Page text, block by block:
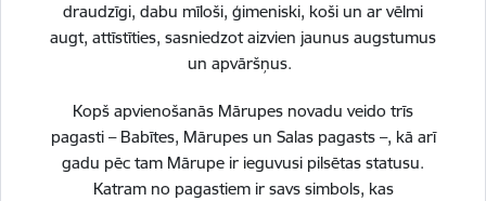
draudzīgi, dabu mīloši, ģimeniski, koši un ar vēlmi
augt, attīstīties, sasniedzot aizvien jaunus augstumus
un apvāršņus.
Kopš apvienošanās Mārupes novadu veido trīs
pagasti – Babītes, Mārupes un Salas pagasts –, kā arī
gadu pēc tam Mārupe ir ieguvusi pilsētas statusu.
Katram no pagastiem ir savs simbols, kas
Statistikas sīkdatnes (nepieciešamas, lai
uzlabotu vietnes darbību un
pakalpojumus)
Reģistrē unikālu ID, kas tiek izmantots
statistisko datu iegūšanai par to, kā
apmeklētājs izmanto vietni.